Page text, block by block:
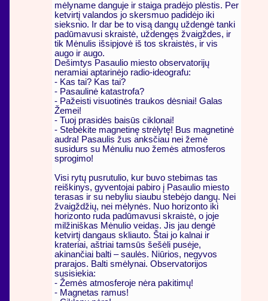
mėlyname danguje ir staiga pradėjo plėstis. Per
ketvirtį valandos jo skersmuo padidėjo iki
sieksnio. Ir dar be to visą dangų uždengė tanki
padūmavusi skraistė, uždengęs žvaigždes, ir
tik Mėnulis išsipjovė iš tos skraistės, ir vis
augo ir augo.
Dešimtys Pasaulio miesto observatorijų
neramiai aptarinėjo radio-ideografu:
- Kas tai? Kas tai?
- Pasaulinė katastrofa?
- Pažeisti visuotinės traukos dėsniai! Galas
Žemei!
- Tuoj prasidės baisūs ciklonai!
- Stebėkite magnetinę strėlytę! Bus magnetinė
audra! Pasaulis žus anksčiau nei žemė
susidurs su Mėnuliu nuo žemės atmosferos
sprogimo!
Visi rytų pusrutulio, kur buvo stebimas tas
reiškinys, gyventojai pabiro į Pasaulio miesto
terasas ir su nebyliu siaubu stebėjo dangų. Nei
žvaigždžių, nei mėlynės. Nuo horizonto iki
horizonto ruda padūmavusi skraistė, o joje
milžiniškas Mėnulio veidas. Jis jau dengė
ketvirtį dangaus skliauto. Štai jo kalnai ir
krateriai, aštriai tamsūs šešėli pusėje,
akinančiai balti – saulės. Niūrios, negyvos
prarajos. Balti smėlynai. Observatorijos
susisiekia:
- Žemės atmosferoje nėra pakitimų!
- Magnetas ramus!